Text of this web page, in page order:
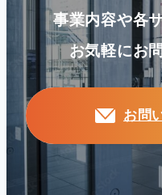
事業内容や各
お気軽にお
お問